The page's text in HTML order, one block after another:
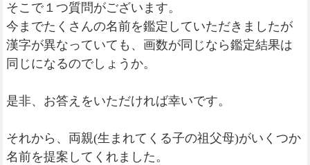
そこで１つ質問がございます。
今までたくさんの名前を鑑定していただきましたが
漢字が異なっていても、画数が同じなら鑑定結果は
同じになるのでしょうか。
是非、お答えをいただければ幸いです。
それから、両親(生まれてくる子の祖父母)がいくつか
名前を提案してくれました。